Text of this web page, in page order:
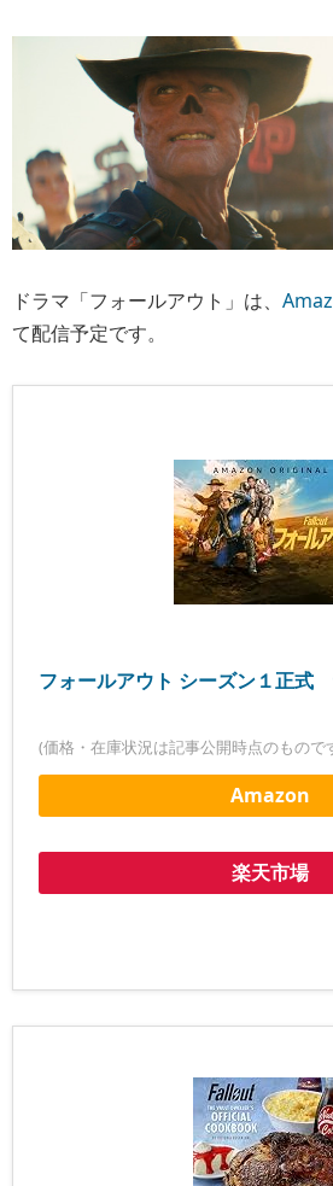
ドラマ「フォールアウト」は、
て配信予定です。
フォールアウト シーズン１正式
(価格・在庫状況は記事公開時点のもので
Amazon
楽天市場